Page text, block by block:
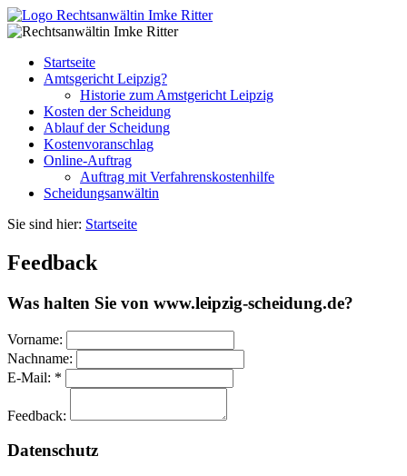
Startseite
Amtsgericht Leipzig?
Historie zum Amstgericht Leipzig
Kosten der Scheidung
Ablauf der Scheidung
Kostenvoranschlag
Online-Auftrag
Auftrag mit Verfahrenskostenhilfe
Scheidungsanwältin
Sie sind hier: Startseite
Feedback
Was halten Sie von www.leipzig-scheidung.de?
Vorname:
Nachname:
E-Mail: *
Feedback:
Datenschutz